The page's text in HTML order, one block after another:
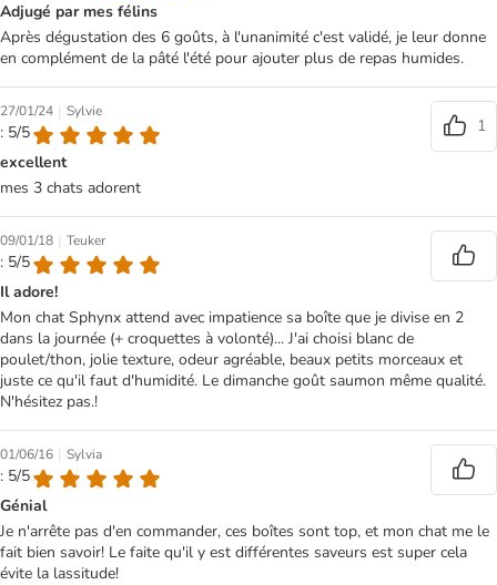
Adjugé par mes félins
Après dégustation des 6 goûts, à l'unanimité c'est validé, je leur donne
en complément de la pâté l'été pour ajouter plus de repas humides.
27/01/24 | Sylvie
: 5/5
1
excellent
mes 3 chats adorent
09/01/18 | Teuker
: 5/5
Il adore!
Mon chat Sphynx attend avec impatience sa boîte que je divise en 2
dans la journée (+ croquettes à volonté)... J'ai choisi blanc de
poulet/thon, jolie texture, odeur agréable, beaux petits morceaux et
juste ce qu'il faut d'humidité. Le dimanche goût saumon même qualité.
N'hésitez pas.!
01/06/16 | Sylvia
: 5/5
Génial
Je n'arrête pas d'en commander, ces boîtes sont top, et mon chat me le
fait bien savoir! Le faite qu'il y est différentes saveurs est super cela
évite la lassitude!